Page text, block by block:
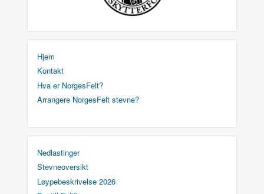
Hjem
Kontakt
Hva er NorgesFelt?
Arrangere NorgesFelt stevne?
Nedlastinger
Stevneoversikt
Løypebeskrivelse 2026